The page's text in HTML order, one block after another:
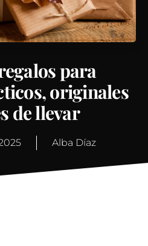
para
originales
de llevar
Alba Díaz